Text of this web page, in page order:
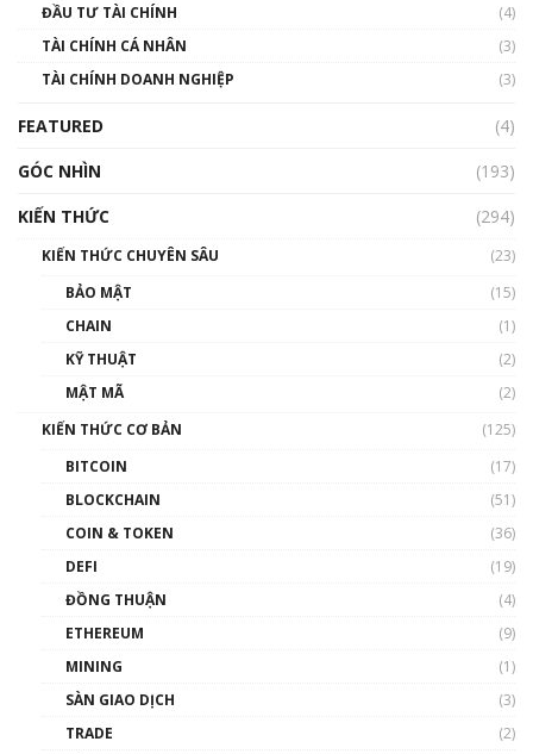
ĐẦU TƯ TÀI CHÍNH
(4)
TÀI CHÍNH CÁ NHÂN
(3)
TÀI CHÍNH DOANH NGHIỆP
(3)
FEATURED
(4)
GÓC NHÌN
(193)
KIẾN THỨC
(294)
KIẾN THỨC CHUYÊN SÂU
(23)
BẢO MẬT
(15)
CHAIN
(1)
KỸ THUẬT
(2)
MẬT MÃ
(2)
KIẾN THỨC CƠ BẢN
(125)
BITCOIN
(17)
BLOCKCHAIN
(51)
COIN & TOKEN
(36)
DEFI
(19)
ĐỒNG THUẬN
(4)
ETHEREUM
(9)
MINING
(1)
SÀN GIAO DỊCH
(3)
TRADE
(2)